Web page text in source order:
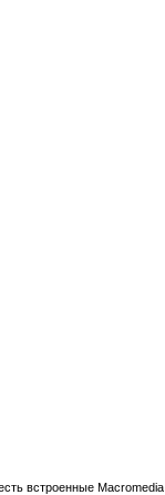
встроенные Macromedia